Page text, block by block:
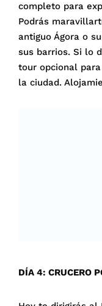
completo para
Podrás
antiguo Ágora o
sus barrios. Si lo
tour opcional
la ciudad.
DÍA 4: CRUCERO